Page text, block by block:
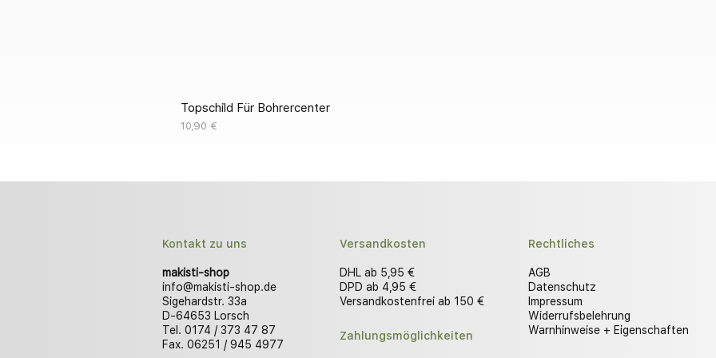
Topschild Für Bohrercenter
Preis
10,90 €
Kontakt zu uns
makisti-shop
info@makisti-shop.de
Sigehardstr. 33a
D-64653 Lorsch
Tel. 0174 / 373 47 87
Fax. 06251 / 945 4977
Versandkosten
DHL ab 5,95 €
DPD ab 4,95 €
Versandkostenfrei ab 150 €
Zahlungsmöglichkeiten
Rechtliches
AGB
Datenschutz
Impressum
Widerrufsbelehrung
Warnhinweise + Eigenschaften